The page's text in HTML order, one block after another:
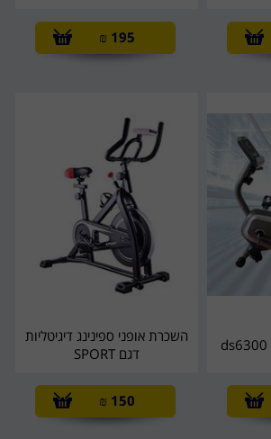
195
₪
השכרת אופני ספינינג דיגיטליות
דגם SPORT
150
₪